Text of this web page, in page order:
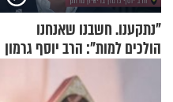
"נתקענו. חשבנו שאנחנו
הולכים למות": הרב יוסף גרמון